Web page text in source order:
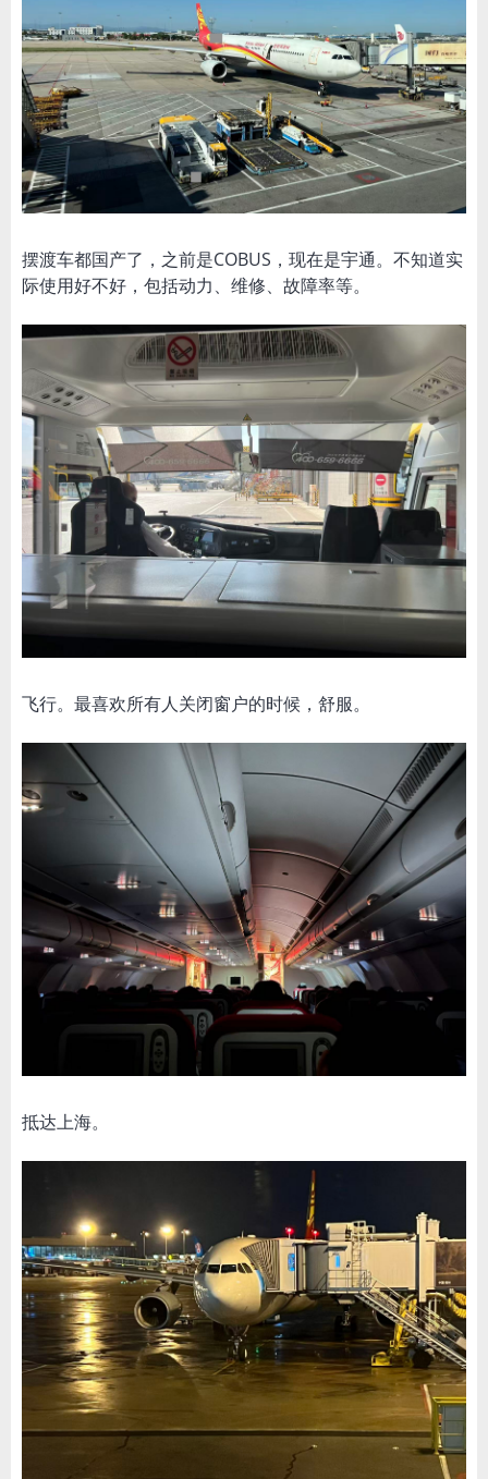
摆渡车都国产了，之前是COBUS，现在是宇通。不知道实
际使用好不好，包括动力、维修、故障率等。
飞行。最喜欢所有人关闭窗户的时候，舒服。
抵达上海。